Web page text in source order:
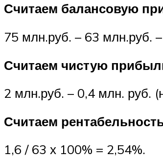
Считаем балансовую
75 млн.руб. – 63 млн.руб.
Считаем чистую
2 млн.руб. – 0,4 млн. руб.
Считаем
1,6 / 63 х 100% = 2,54%.